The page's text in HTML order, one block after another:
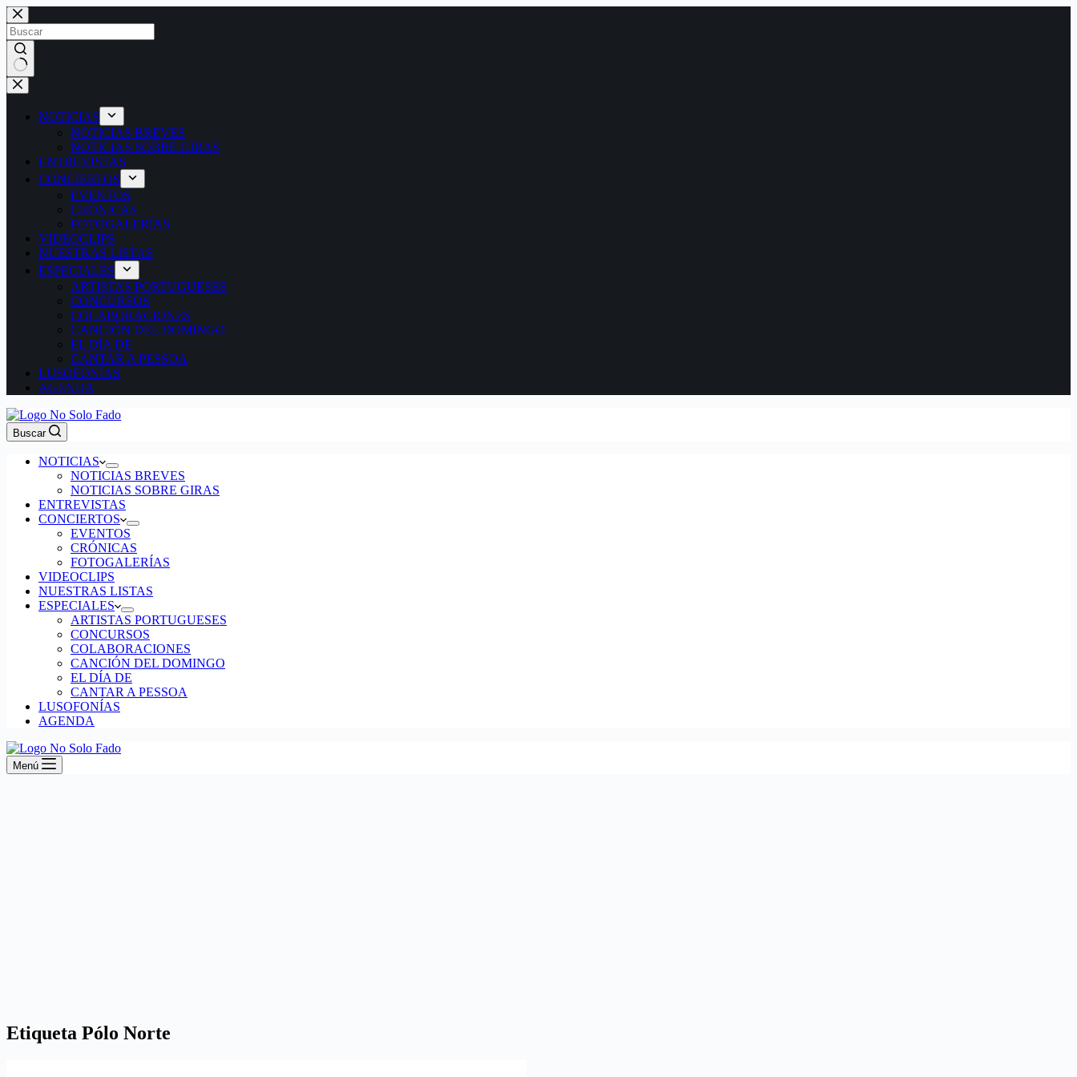
Saltar
al
contenido
Sin
resultados
NOTICIAS
NOTICIAS BREVES
NOTICIAS SOBRE GIRAS
ENTREVISTAS
CONCIERTOS
EVENTOS
CRÓNICAS
FOTOGALERÍAS
VIDEOCLIPS
NUESTRAS LISTAS
ESPECIALES
ARTISTAS PORTUGUESES
CONCURSOS
COLABORACIONES
CANCIÓN DEL DOMINGO
EL DÍA DE
CANTAR A PESSOA
LUSOFONÍAS
AGENDA
Buscar
NOTICIAS
NOTICIAS BREVES
NOTICIAS SOBRE GIRAS
ENTREVISTAS
CONCIERTOS
EVENTOS
CRÓNICAS
FOTOGALERÍAS
VIDEOCLIPS
NUESTRAS LISTAS
ESPECIALES
ARTISTAS PORTUGUESES
CONCURSOS
COLABORACIONES
CANCIÓN DEL DOMINGO
EL DÍA DE
CANTAR A PESSOA
LUSOFONÍAS
AGENDA
Menú
Etiqueta Pólo Norte